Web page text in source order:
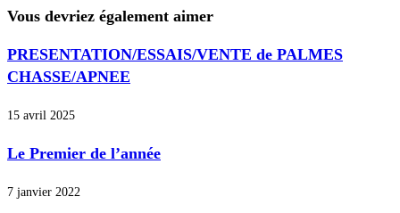
Vous devriez également aimer
PRESENTATION/ESSAIS/VENTE de PALMES
CHASSE/APNEE
15 avril 2025
Le Premier de l’année
7 janvier 2022